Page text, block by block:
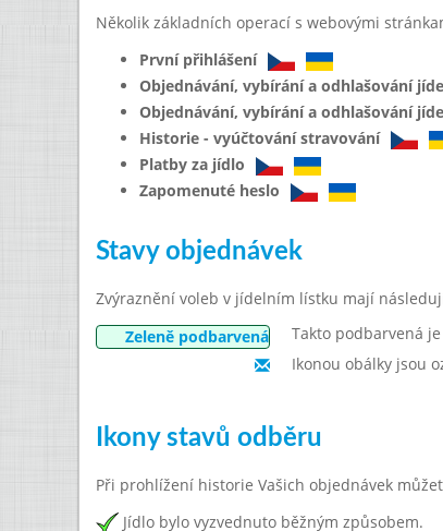
Několik základních operací s webovými
První přihlášení
Objednávání, vybírání a odhlašování
Objednávání, vybírání a odhlašování
Historie - vyúčtování stravování
Platby za jídlo
Zapomenuté heslo
Stavy objednávek
Zvýraznění voleb v jídelním lístku mají
Zeleně podbarvená
Takto podbarvená
Ikonou obálky jsou
Ikony stavů odběru
Při prohlížení historie Vašich objednávek
Jídlo bylo vyzvednuto běžným způsobem.